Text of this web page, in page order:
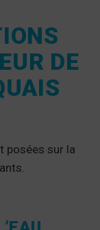
DE
posées sur la